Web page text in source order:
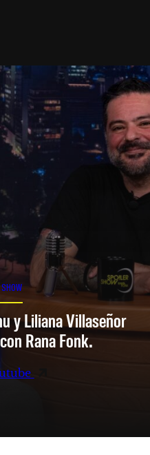
y Liliana Villaseñor
Rana Fonk.